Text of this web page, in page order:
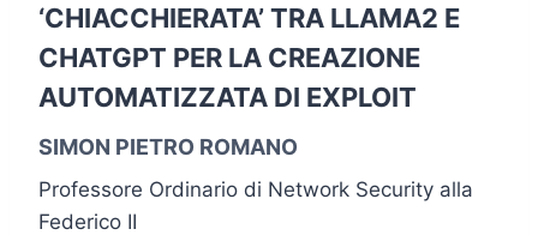
‘CHIACCHIERATA’ TRA LLAMA2 E
CHATGPT PER LA CREAZIONE
AUTOMATIZZATA DI EXPLOIT
SIMON PIETRO ROMANO
Professore Ordinario di Network Security alla
Federico II